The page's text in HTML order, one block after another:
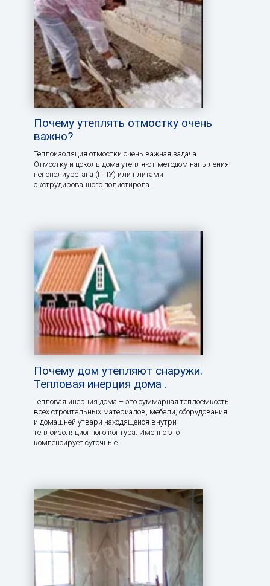
Почему утеплять отмостку очень
важно?
Теплоизоляция отмостки очень важная задача.
Отмостку и цоколь дома утепляют методом напыления
пенополиуретана (ППУ) или плитами
экструдированного полистирола.
Почему дом утепляют снаружи.
Тепловая инерция дома .
Тепловая инерция дома – это суммарная теплоемкость
всех строительных материалов, мебели, оборудования
и домашней утвари находящейся внутри
теплоизоляционного контура. Именно это
компенсирует суточные